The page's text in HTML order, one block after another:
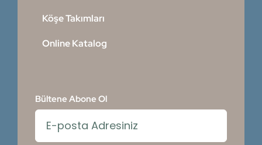
Köşe Takımları
Online Katalog
Bültene Abone Ol